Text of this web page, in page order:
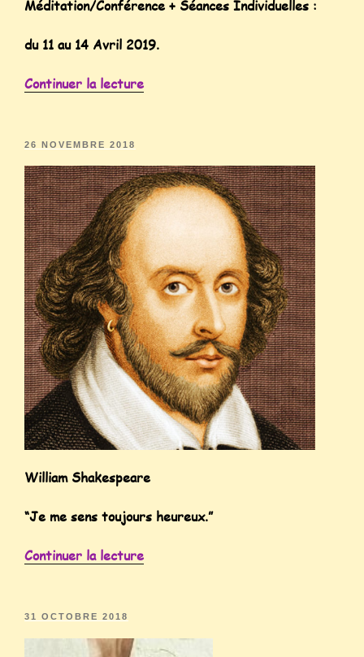
Méditation/Conférence + Séances Individuelles :
du 11 au 14 Avril 2019.
Continuer la lecture
26 NOVEMBRE 2018
William Shakespeare
“Je me sens toujours heureux.”
Continuer la lecture
31 OCTOBRE 2018